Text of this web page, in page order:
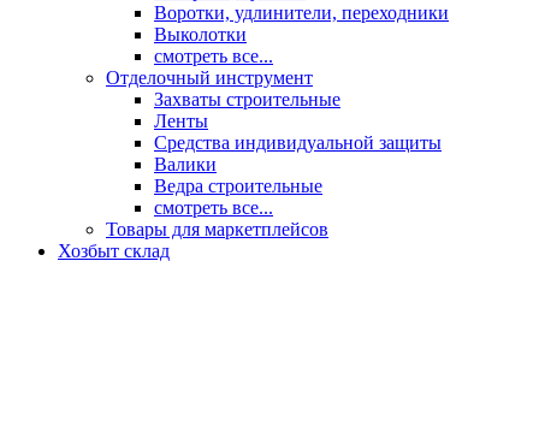
Воротки, удлинители, переходники
Выколотки
смотреть все...
Отделочный инструмент
Захваты строительные
Ленты
Средства индивидуальной защиты
Валики
Ведра строительные
смотреть все...
Товары для маркетплейсов
Хозбыт склад